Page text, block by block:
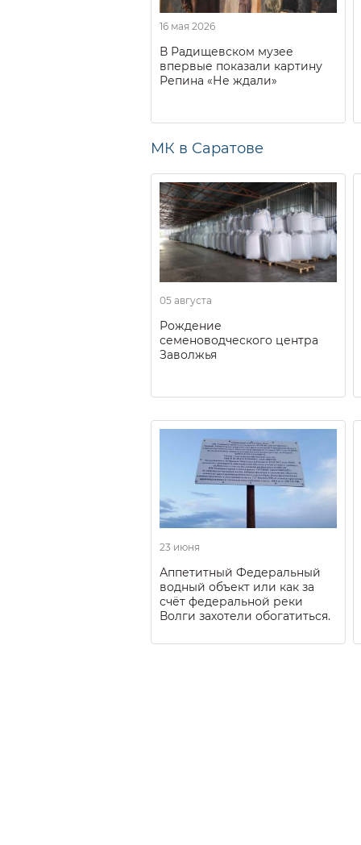
16 мая 2026
В Радищевском музее
впервые показали картину
Репина «Не ждали»
МК в Саратове
05 августа
Рождение
семеноводческого центра
Заволжья
23 июня
Аппетитный Федеральный
водный объект или как за
счёт федеральной реки
Волги захотели обогатиться.